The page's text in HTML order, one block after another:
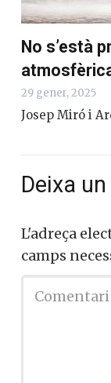
No s’està
29 gener, 2025
Josep Miró i
Deixa
L'adreça
camps